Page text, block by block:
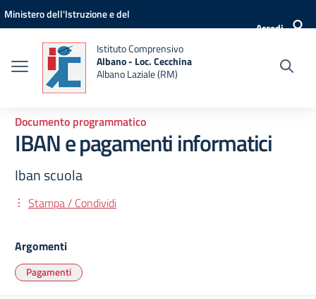
Vai ai contenuti
Vai al menu di navigazione
Vai al footer
Ministero dell'Istruzione e del
Accedi
Istituto Comprensivo
Albano - Loc. Cecchina
Albano Laziale (RM)
Documento programmatico
IBAN e pagamenti informatici
Iban scuola
Stampa / Condividi
Argomenti
Pagamenti